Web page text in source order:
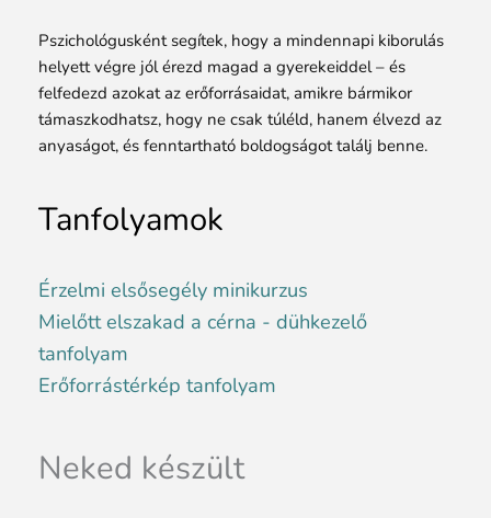
Pszichológusként segítek, hogy a mindennapi kiborulás
helyett végre jól érezd magad a gyerekeiddel – és
felfedezd azokat az erőforrásaidat, amikre bármikor
támaszkodhatsz, hogy ne csak túléld, hanem élvezd az
anyaságot, és fenntartható boldogságot találj benne.
Tanfolyamok
Érzelmi elsősegély minikurzus
Mielőtt elszakad a cérna - dühkezelő
tanfolyam
Erőforrástérkép tanfolyam
Neked készült